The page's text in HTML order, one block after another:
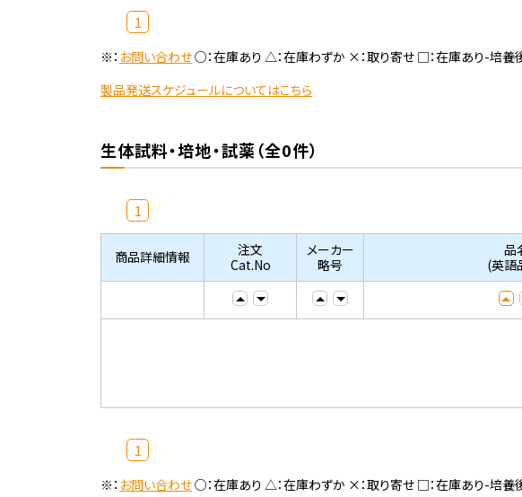
1
※： お問い合わせ○：在庫あり △：在庫わずか ×：取り寄せ □：在庫あり-培養
製品発送スケジュールについてはこちら
生体試料・培地・試薬（全0件）
1
商品詳細情報
注文
Cat.No
メーカー
略号
品
(英語
1
※： お問い合わせ○：在庫あり △：在庫わずか ×：取り寄せ □：在庫あり-培養